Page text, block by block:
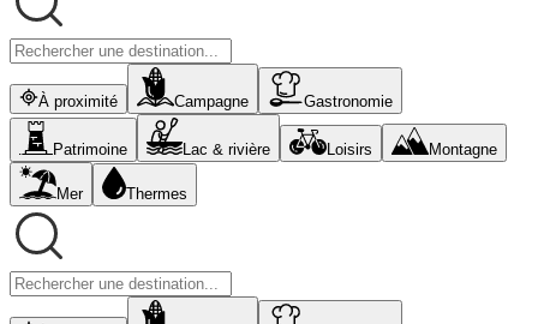
À proximité Campagne Gastronomie
Patrimoine Lac & rivière Loisirs Montagne
Mer Thermes